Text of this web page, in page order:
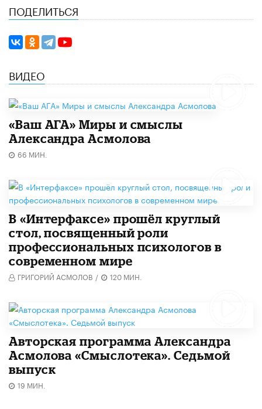
ПОДЕЛИТЬСЯ
ВИДЕО
«Ваш АГА» Миры и смыслы
Александра Асмолова
66 МИН.
В «Интерфаксе» прошёл круглый
стол, посвященный роли
профессиональных психологов в
современном мире
ГРИГОРИЙ АСМОЛОВ / 120 МИН.
Авторская программа Александра
Асмолова «Смыслотека». Седьмой
выпуск
19 МИН.